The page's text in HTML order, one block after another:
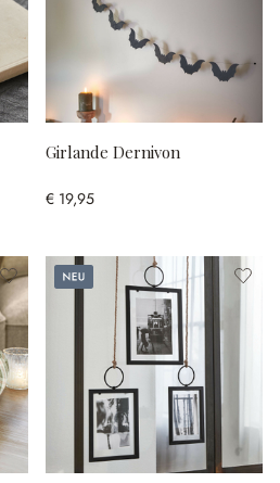
Girlande Dernivon
€ 19,95
Neu